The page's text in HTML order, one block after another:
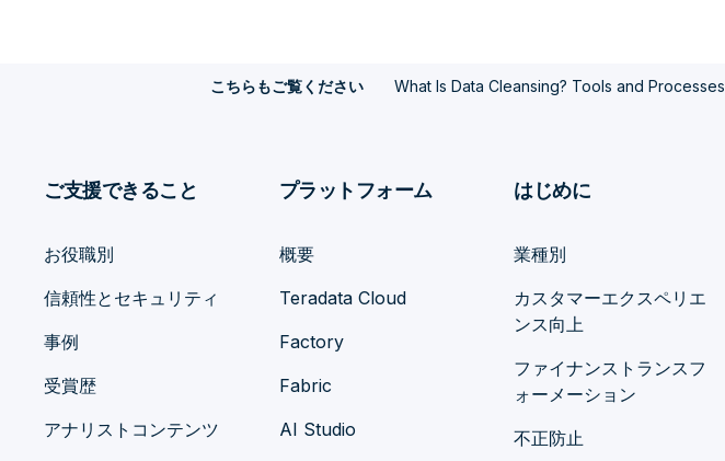
こちらもご覧ください What Is Data Cleansing? Tools and Processes
ご支援できること
お役職別
信頼性とセキュリティ
事例
受賞歴
アナリストコンテンツ
プラットフォーム
概要
Teradata Cloud
Factory
Fabric
AI Studio
はじめに
業種別
カスタマーエクスペリエ
ンス向上
ファイナンストランスフ
ォーメーション
不正防止